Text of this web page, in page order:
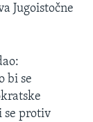
Jugoistočne
bi se
se protiv